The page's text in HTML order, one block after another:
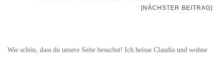
[NÄCHSTER BEITRAG]
Wie schön, dass du unsere Seite besuchst! Ich heisse Claudia und wohne